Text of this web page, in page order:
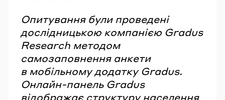
Опитування були проведені
дослідницькою компанією Gradus
Research методом
самозаповнення анкети
в мобільному додатку Gradus.
Онлайн-панель Gradus
відображає структуру населення